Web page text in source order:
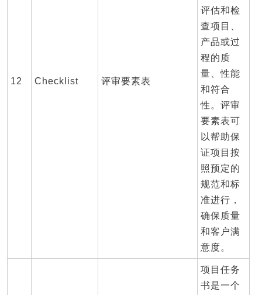
12 Checklist 评审要素表
评估和检
查项目、
产品或过
程的质
量、性能
和符合
性。评审
要素表可
以帮助保
证项目按
照预定的
规范和标
准进行，
确保质量
和客户满
意度。
项目任务
书是一个